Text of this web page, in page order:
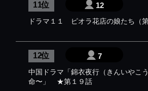
11 位 12
ドラマ１１ ピオラ花店の娘たち（第
12 位 7
中国ドラマ「錦衣夜行（きんいやこ
命〜」 ★第１９話